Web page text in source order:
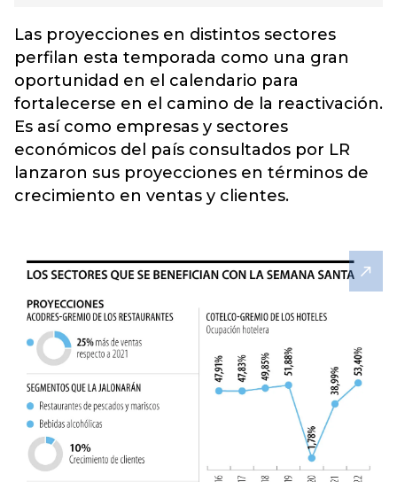
Las proyecciones en distintos sectores
perfilan esta temporada como una gran
oportunidad en el calendario para
fortalecerse en el camino de la reactivación.
Es así como empresas y sectores
económicos del país consultados por LR
lanzaron sus proyecciones en términos de
crecimiento en ventas y clientes.